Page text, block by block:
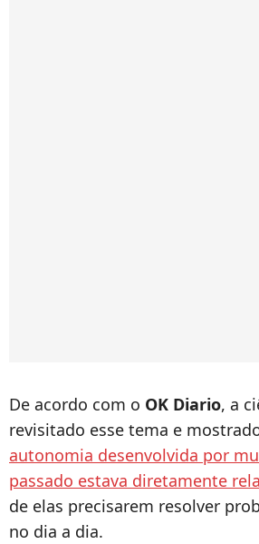
De acordo com o OK Diario, a
revisitado esse tema e
autonomia desenvolvida por
passado estava diretamente
de elas precisarem resolver
no dia a dia.